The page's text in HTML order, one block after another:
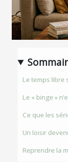
Le temps libre
Le « binge »
Ce que les
Un loisir
Reprendre la